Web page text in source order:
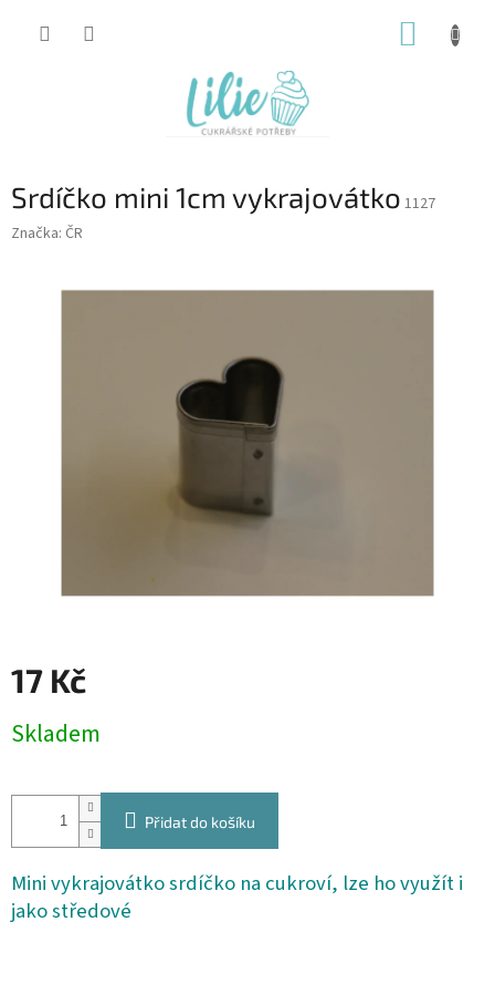
Srdíčko mini 1cm vykrajovátko 1127
Značka: ČR
17 Kč
cena:
Skladem
Přidat do košíku
Mini vykrajovátko srdíčko na cukroví, lze ho využít i
jako středové